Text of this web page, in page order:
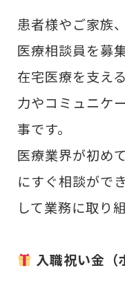
患者様やご家族
医療相談員を募
在宅医療を支え
力やコミュニケ
事です。
医療業界が初め
にすぐ相談がで
して業務に取り
入職祝い金（